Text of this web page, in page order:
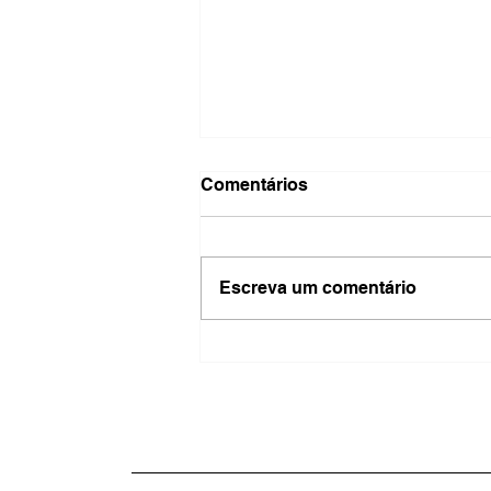
Comentários
Escreva um comentário